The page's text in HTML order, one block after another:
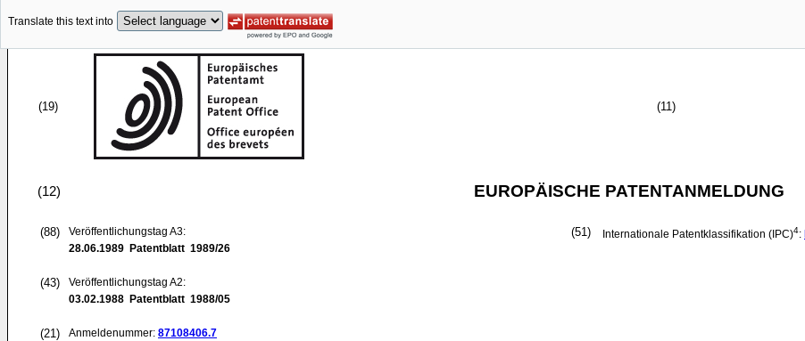
Translate this text into
(19) (11)
(12) EUROPÄISCHE PATENTANMELDUNG
(88)
Veröffentlichungstag A3:
28.06.1989 Patentblatt 1989/26
(43)
Veröffentlichungstag A2:
03.02.1988 Patentblatt 1988/05
(21) Anmeldenummer: 87108406.7
(51) Internationale Patentklassifikation (IPC)4: